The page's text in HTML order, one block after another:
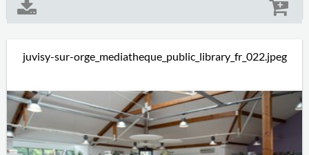
juvisy-sur-orge_mediatheque_public_library_fr_022.jpeg